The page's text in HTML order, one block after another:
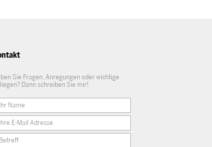
Sie Fragen, Anregungen oder wichtige
Dann schreiben Sie mir!